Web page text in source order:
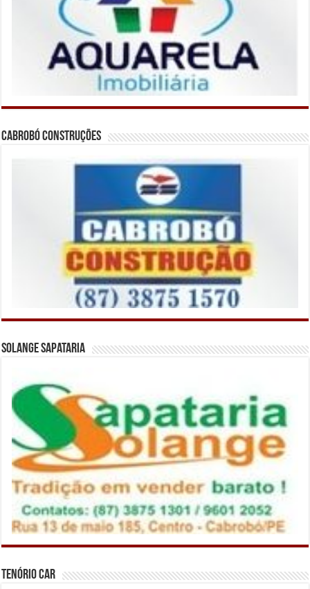
Cabrobó Construções
Solange Sapataria
Tenório Car